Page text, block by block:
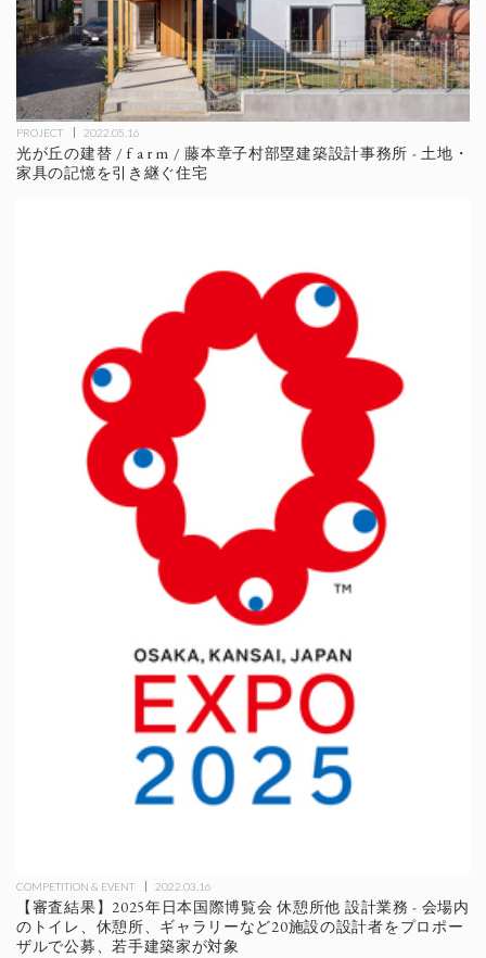
PROJECT 2022.05.16
光が丘の建替 / f a r m / 藤本章子村部塁建築設計事務所 - 土地・
家具の記憶を引き継ぐ住宅
COMPETITION & EVENT 2022.03.16
【審査結果】2025年日本国際博覧会 休憩所他 設計業務 - 会場内
のトイレ、休憩所、ギャラリーなど20施設の設計者をプロポー
ザルで公募、若手建築家が対象